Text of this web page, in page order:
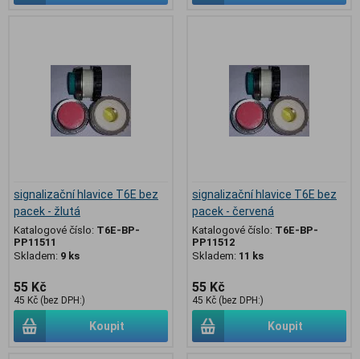
signalizační hlavice T6E bez
pacek - žlutá
Katalogové číslo: T6E-BP-
PP11511
Skladem: 9 ks
55 Kč
45 Kč (bez DPH:)
Koupit
signalizační hlavice T6E bez
pacek - červená
Katalogové číslo: T6E-BP-
PP11512
Skladem: 11 ks
55 Kč
45 Kč (bez DPH:)
Koupit